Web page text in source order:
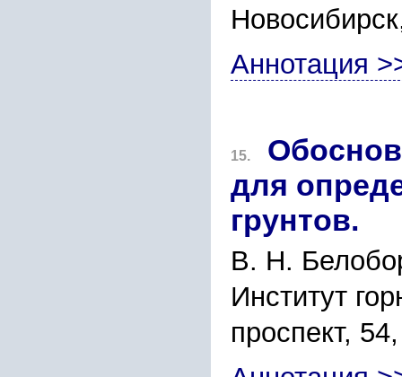
Аннотация
15.
для
грунтов.
В. Н.
Институт
проспект,